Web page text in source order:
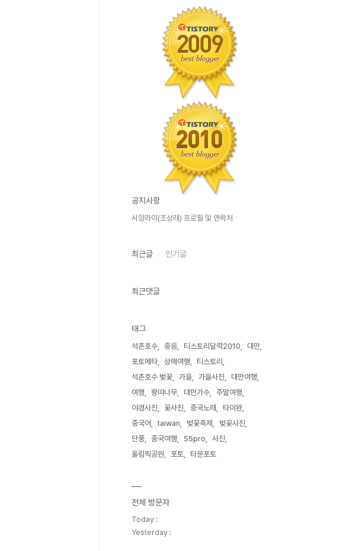
공지사항
시앙라이(조상래) 프로필 및 연락처
최근글 인기글
최근댓글
태그
석촌호수 중음 티스토리달력2010
대만
포토메타
상해여행
티스토리
석촌호수 벚꽃
가을 가을사진
대만여행
여행
왕따나무 대만가수
주말여행
야경사진
꽃사진 중국노래
타이완
중국어
taiwan 벚꽃축제
벚꽃사진
단풍
중국여행 S5pro
사진
올림픽공원
포토 타운포토
전체 방문자
Today :
Yesterday :